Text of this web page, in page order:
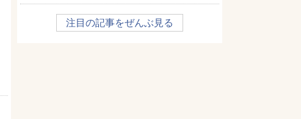
注目の記事をぜんぶ見る